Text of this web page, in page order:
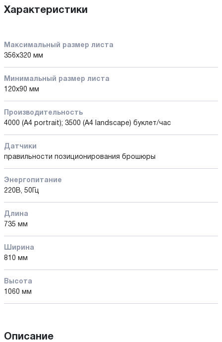
Характеристики
Максимальный размер листа
356х320 мм
Минимальный размер листа
120х90 мм
Производительность
4000 (A4 portrait); 3500 (A4 landscape) буклет/час
Датчики
правильности позиционирования брошюры
Энергопитание
220В, 50Гц
Длина
735 мм
Ширина
810 мм
Высота
1060 мм
Описание